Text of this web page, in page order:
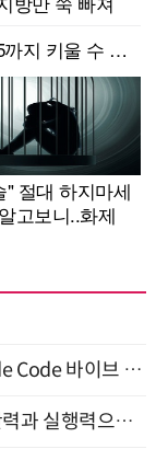
"모든 담당자(비개발자)를 위한 Claude Code 바이브 코딩 2-day 부트캠프" 9월 16~17일 개최
“문서에 묻힌 지식을 꺼내, 회사의 판단력과 실행력으로 바꾸다” (8/20)